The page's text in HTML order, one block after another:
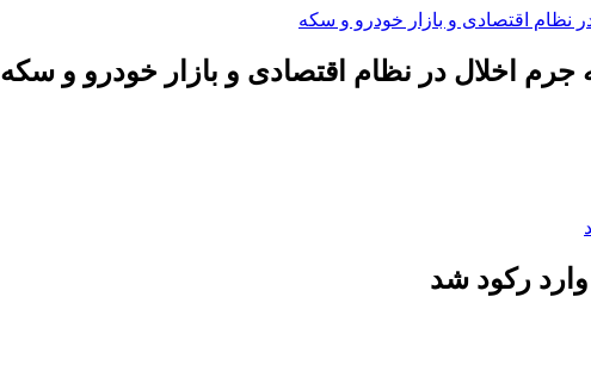
اخلال در نظام اقتصادی و بازار خودرو و سکه
رکود شد